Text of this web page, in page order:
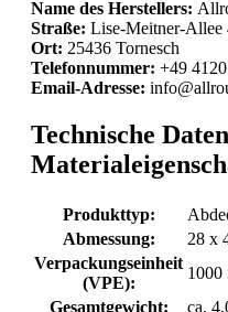
Name des Herstellers:
Straße: Lise-Meitner-Allee
Ort: 25436 Tornesch
Telefonnummer: +49
Email-Adresse:
Technische
Produkttyp:
Abmessung:
28 x
Verpackungseinheit
(VPE):
1000
Gesamtgewicht:
ca.